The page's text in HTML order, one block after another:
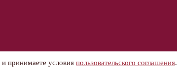
и принимаете условия пользовательского соглашения.